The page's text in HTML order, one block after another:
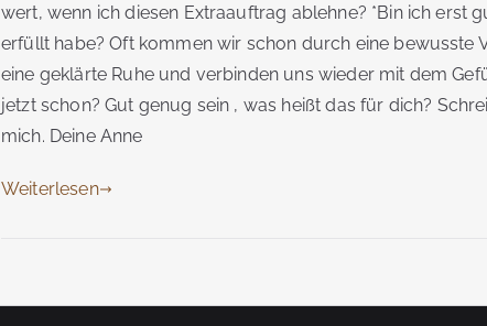
wert, wenn ich diesen Extraauftrag ablehne? *Bin ich erst
erfüllt habe? Oft kommen wir schon durch eine bewusste
eine geklärte Ruhe und verbinden uns wieder mit dem
jetzt schon? Gut genug sein , was heißt das für dich?
mich. Deine Anne
Weiterlesen